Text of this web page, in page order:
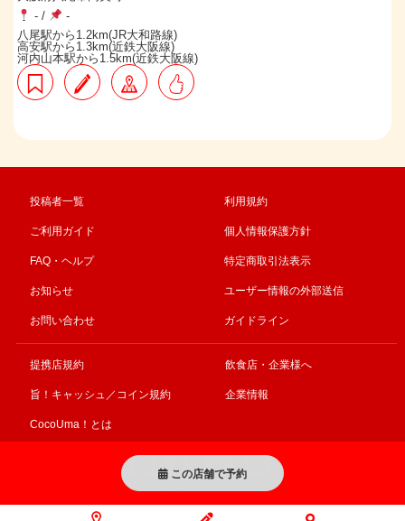
この店舗で予約
-/
-
八尾駅から1.2km(JR大和路線)
高安駅から1.3km(近鉄大阪線)
河内山本駅から1.5km(近鉄大阪線)
投稿者一覧
ご利用ガイド
FAQ・ヘルプ
お知らせ
お問い合わせ
利用規約
個人情報保護方針
特定商取引法表示
ユーザー情報の外部送信
ガイドライン
提携店規約
旨！キャッシュ／コイン規約
CocoUma！とは
飲食店・企業様へ
企業情報
© CocoUma! All right Reserved 事業再構築補助金により作成